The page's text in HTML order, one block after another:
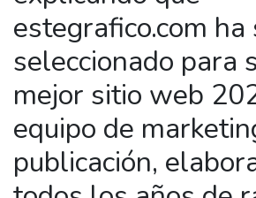
estegrafico.com ha
seleccionado para
mejor sitio web
equipo de
publicación,